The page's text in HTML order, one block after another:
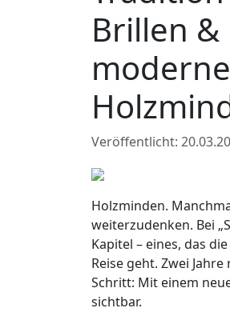
Brillen
Veröffentlicht:
Holzminden.
weiterzudenken. Bei
Kapitel – eines, das
Reise geht. Zwei
Schritt: Mit einem
sichtbar.